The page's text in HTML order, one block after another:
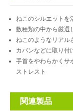
ねこのシルエットを
数種類の中から厳選
ねこのようなリアル
カバンなどに取り付
手首をやわらかくサ
ストレスト
関連製品